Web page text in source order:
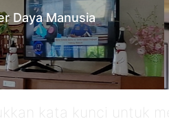
Daya Manusia